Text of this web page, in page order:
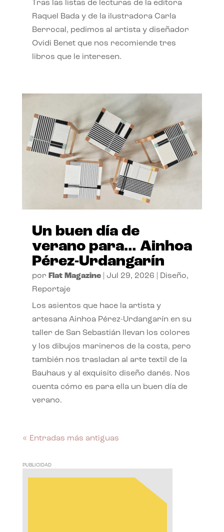
Tras las listas de lecturas de la editora
Raquel Bada y de la ilustradora Carla
Berrocal, pedimos al artista y diseñador
Ovidi Benet que nos recomiende tres
libros que le interesen.
Un buen día de
verano para… Ainhoa
Pérez-Urdangarín
por Flat Magazine| Jul 29, 2026 Diseño,
Reportaje
Los asientos que hace la artista y
artesana Ainhoa Pérez-Urdangarín en su
taller de San Sebastián llevan los colores
y los dibujos marineros de la costa, pero
también nos trasladan al arte textil de la
Bauhaus y al exquisito diseño danés. Nos
cuenta cómo es para ella un buen día de
verano.
« Entradas más antiguas
PUBLICIDAD